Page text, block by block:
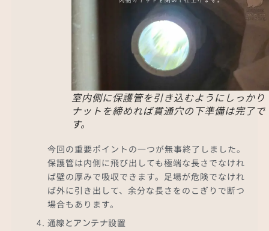
室内側に保護管を引き込むようにしっかり
ナットを締めれば貫通穴の下準備は完了で
す。
今回の重要ポイントの一つが無事終了しました。
保護管は内側に飛び出しても極端な長さでなけれ
ば壁の厚みで吸収できます。足場が危険でなけれ
ば外に引き出して、余分な長さをのこぎりで断つ
場合もあります。
通線とアンテナ設置